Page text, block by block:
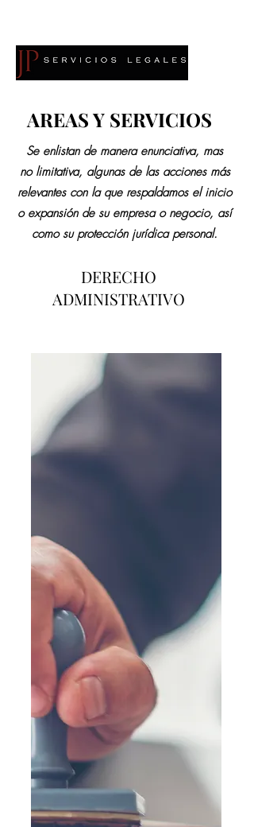
​AREAS Y SERVICIOS
Se enlistan de manera enunciativa, mas
no limitativa, algunas de las acciones más
relevantes con la que respaldamos el inicio
o expansión de su empresa o negocio, así
como su protección jurídica personal.
DERECHO
ADMINISTRATIVO